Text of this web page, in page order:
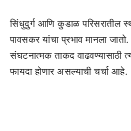
सिंधुदुर्ग आणि कुडाळ परिसरातील
पावसकर यांचा प्रभाव मानला
संघटनात्मक ताकद वाढवण्यासाठी
फायदा होणार असल्याची चर्चा आहे.